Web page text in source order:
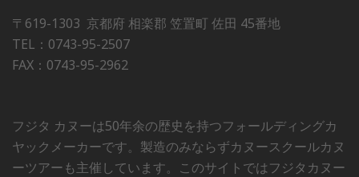
〒619-1303 京都府 相楽郡 笠置町 佐田 45番地
TEL：0743-95-2507
FAX：0743-95-2962
フジタ カヌーは50年余の歴史を持つフォールディングカ
ヤックメーカーです。製造のみならずカヌースクールカヌ
ーツアーも主催しています。このサイトではフジタカヌー